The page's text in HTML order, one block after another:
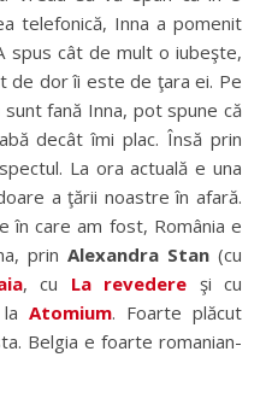
telefonică, Inna a pomenit
spus cât de mult o iubeşte,
de dor îi este de ţara ei. Pe
fană Inna, pot spune că
decât îmi plac. Însă prin
La ora actuală e una
a ţării noastre în afară.
în care am fost, România e
prin Alexandra Stan(cu
, cu La revedere şi cu
laAtomium. Foarte plăcut
Belgia e foarte romanian-